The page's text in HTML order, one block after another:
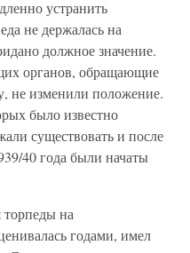
устранить
не держалась на
должное значение.
органов, обращающие
не изменили положение.
было известно
существовать и после
40 года были начаты
на
годами, имел